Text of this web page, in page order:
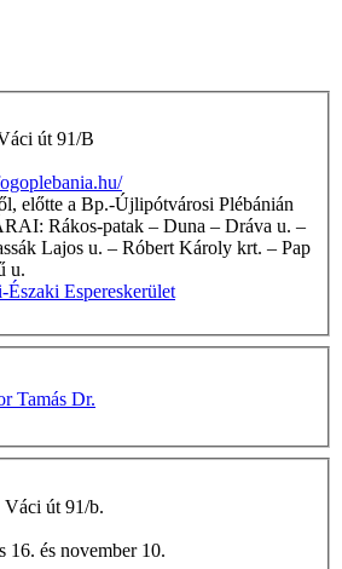
út 91/B
1944-től, előtte a Bp.-Újlipótvárosi Plébánián
Dráva u. –
Lajos u. – Róbert Károly krt. – Pap
u.
Északi Espereskerület
Tamás Dr.
Váci út 91/b.
június 16. és november 10.